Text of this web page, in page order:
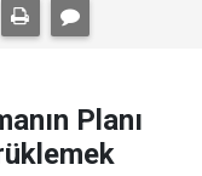
Planı